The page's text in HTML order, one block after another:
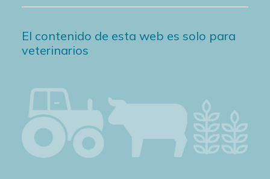
El contenido de esta web es solo para
veterinarios